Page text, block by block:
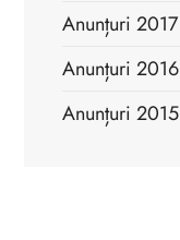
Anunțuri 2017
Anunțuri 2016
Anunțuri 2015